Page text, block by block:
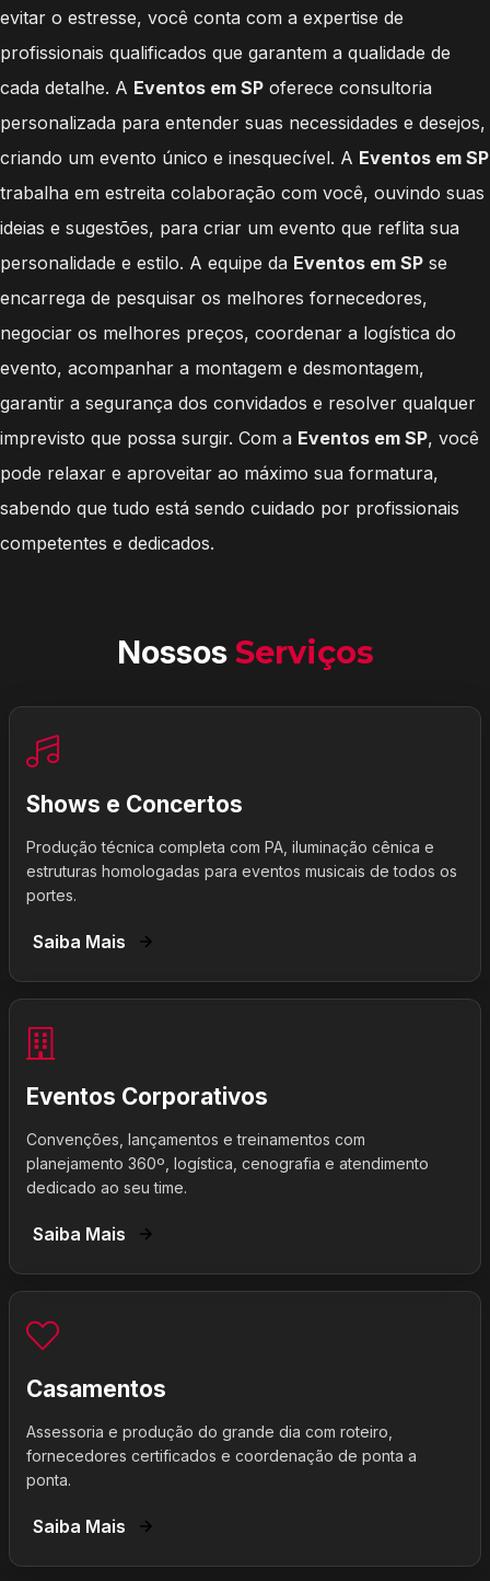
evitar o estresse, você conta com a expertise de
profissionais qualificados que garantem a qualidade de
cada detalhe. A Eventos em SP oferece consultoria
personalizada para entender suas necessidades e desejos,
criando um evento único e inesquecível. A Eventos em SP
trabalha em estreita colaboração com você, ouvindo suas
ideias e sugestões, para criar um evento que reflita sua
personalidade e estilo. A equipe da Eventos em SP se
encarrega de pesquisar os melhores fornecedores,
negociar os melhores preços, coordenar a logística do
evento, acompanhar a montagem e desmontagem,
garantir a segurança dos convidados e resolver qualquer
imprevisto que possa surgir. Com a Eventos em SP, você
pode relaxar e aproveitar ao máximo sua formatura,
sabendo que tudo está sendo cuidado por profissionais
competentes e dedicados.
Nossos Serviços
Shows e Concertos
Produção técnica completa com PA, iluminação cênica e
estruturas homologadas para eventos musicais de todos os
portes.
Saiba Mais
Eventos Corporativos
Convenções, lançamentos e treinamentos com
planejamento 360º, logística, cenografia e atendimento
dedicado ao seu time.
Saiba Mais
Casamentos
Assessoria e produção do grande dia com roteiro,
fornecedores certificados e coordenação de ponta a
ponta.
Saiba Mais